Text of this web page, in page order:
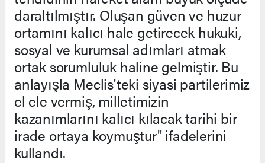
daraltılmıştır. Oluşan güven ve huzur
ortamını kalıcı hale getirecek hukuki,
sosyal ve kurumsal adımları atmak
ortak sorumluluk haline gelmiştir. Bu
anlayışla Meclis'teki siyasi partilerimiz
el ele vermiş, milletimizin
kazanımlarını kalıcı kılacak tarihi bir
irade ortaya koymuştur" ifadelerini
kullandı.